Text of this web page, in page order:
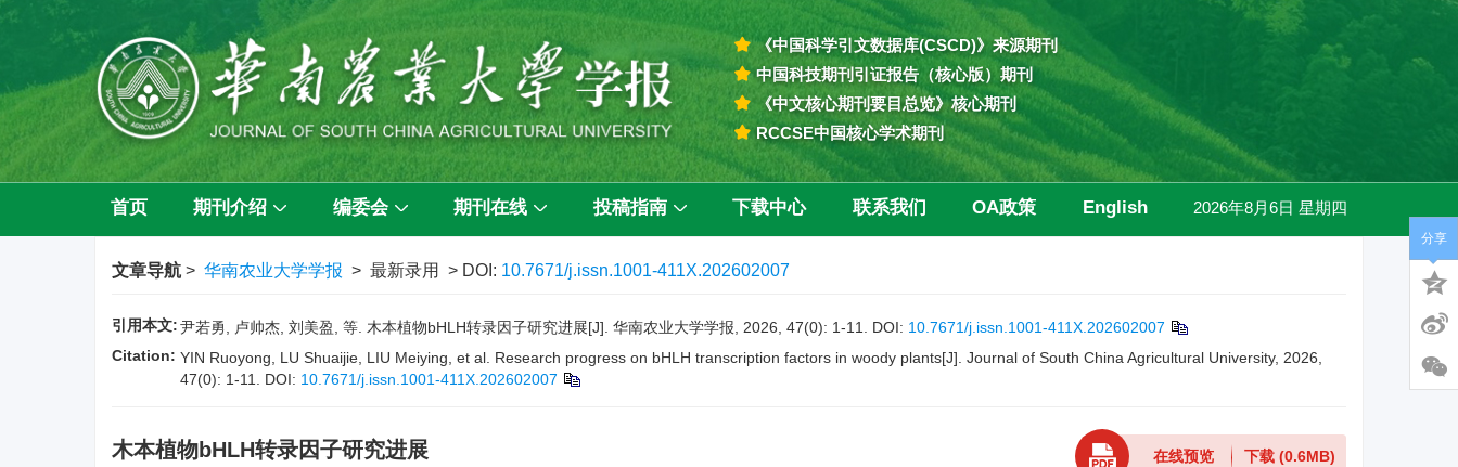
《中国科学引文数据库(CSCD)》来源期刊
中国科技期刊引证报告（核心版）期刊
《中文核心期刊要目总览》核心期刊
RCCSE中国核心学术期刊
首页 期刊介绍 编委会 期刊在线 投稿指南 下载中心 联系我们 OA政策 English 2026年8月6日 星期四
文章导航 > 华南农业大学学报 > 最新录用 > DOI: 10.7671/j.issn.1001-411X.202602007
引用本文:尹若勇, 卢帅杰, 刘美盈, 等. 木本植物bHLH转录因子研究进展[J]. 华南农业大学学报, 2026, 47(0): 1-11. DOI: 10.7671/j.issn.1001-411X.202602007
Citation: YIN Ruoyong, LU Shuaijie, LIU Meiying, et al. Research progress on bHLH transcription factors in woody plants[J]. Journal of South China Agricultural University, 2026,
47(0): 1-11.
DOI: 10.7671/j.issn.1001-411X.202602007
木本植物bHLH转录因子研究进展 在线预览 下载 (0.6MB)
分享